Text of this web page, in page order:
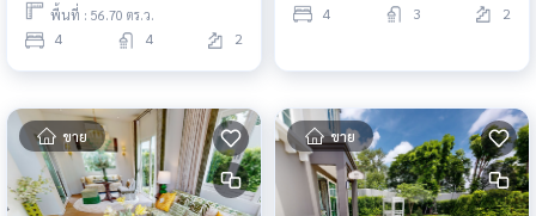
พื้นที่ : 56.70 ตร.ว.
4 4 2
4 3 2
ขาย ขาย